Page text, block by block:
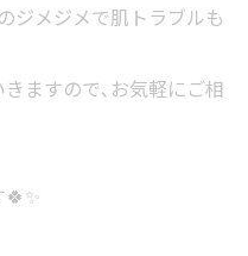
ジメジメで肌トラブルも
ますので､お気軽にご相